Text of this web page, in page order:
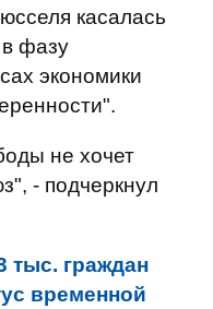
касалась
фазу
экономики
не хочет
- подчеркнул
тыс. граждан
временной